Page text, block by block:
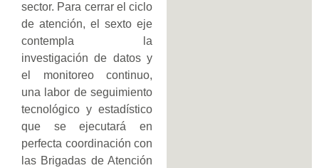
sector. Para cerrar el ciclo
de atención, el sexto eje
contempla la
investigación de datos y
el monitoreo continuo,
una labor de seguimiento
tecnológico y estadístico
que se ejecutará en
perfecta coordinación con
las Brigadas de Atención